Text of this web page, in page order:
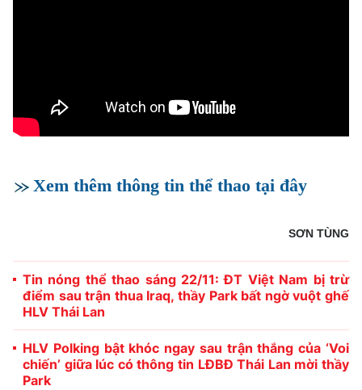
Xem thêm thông tin thể thao tại đây
SƠN TÙNG
Tin nóng thể thao sáng 22/11: ĐT Việt Nam bị trừ
điểm sau trận thua Iraq, thầy Park bất ngờ vuột ghế
HLV Thái Lan
HLV Polking bật khóc ngay sau trận thắng của ‘Voi
chiến’ giữa lúc có thông tin LĐBĐ Thái Lan mời thầy
Park